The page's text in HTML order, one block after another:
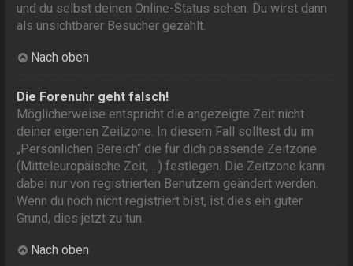
und du selbst deinen Online-Status sehen. Du wirst dann
als unsichtbarer Besucher gezählt.
Nach oben
Die Forenuhr geht falsch!
Möglicherweise entspricht die angezeigte Zeit nicht
deiner eigenen Zeitzone. In diesem Fall solltest du im
„Persönlichen Bereich“ die für dich passende Zeitzone
(Mitteleuropäische Zeit, ...) festlegen. Die Zeitzone kann
dabei nur von registrierten Benutzern geändert werden.
Wenn du noch nicht registriert bist, ist dies ein guter
Grund, dies jetzt zu tun.
Nach oben